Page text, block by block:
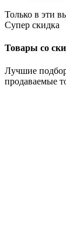
Только в эти
Супер скидка
Товары со
Лучшие
продаваемые